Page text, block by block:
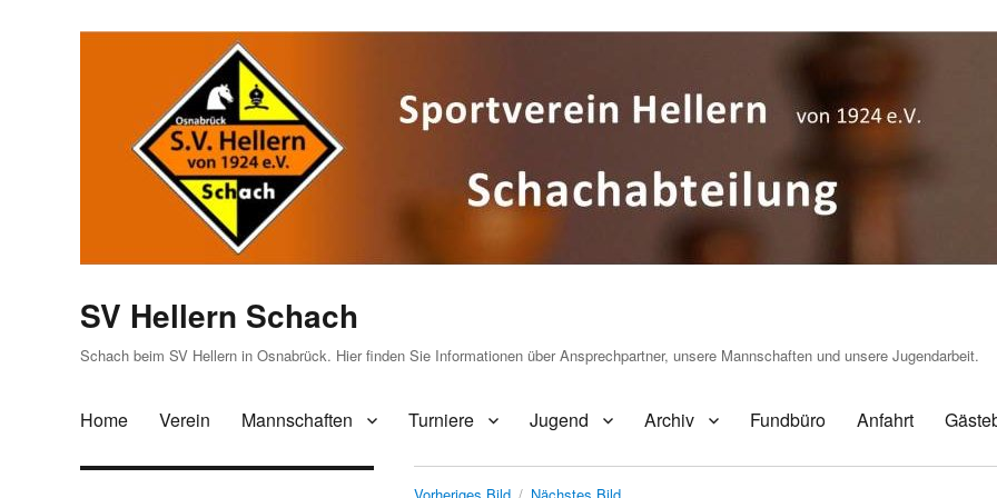
SV Hellern Schach
Schach beim SV Hellern in Osnabrück. Hier finden Sie Informationen über Ansprechpartner, unsere Mannschaften und unsere Jugendarbeit.
Home Verein Mannschaften Turniere Jugend Archiv Fundbüro Anfahrt